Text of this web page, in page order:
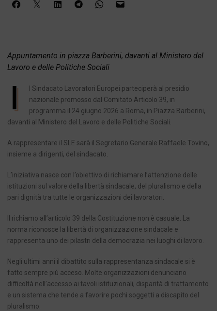
Appuntamento in piazza Barberini, davanti al Ministero del
Lavoro e delle Politiche Sociali
I
l Sindacato Lavoratori Europei parteciperà al presidio
nazionale promosso dal Comitato Articolo 39, in
programma il 24 giugno 2026 a Roma, in Piazza Barberini,
davanti al Ministero del Lavoro e delle Politiche Sociali.
A rappresentare il SLE sarà il Segretario Generale Raffaele Tovino,
insieme a dirigenti, del sindacato.
L’iniziativa nasce con l’obiettivo di richiamare l’attenzione delle
istituzioni sul valore della libertà sindacale, del pluralismo e della
pari dignità tra tutte le organizzazioni dei lavoratori.
Il richiamo all’articolo 39 della Costituzione non è casuale. La
norma riconosce la libertà di organizzazione sindacale e
rappresenta uno dei pilastri della democrazia nei luoghi di lavoro.
Negli ultimi anni il dibattito sulla rappresentanza sindacale si è
fatto sempre più acceso. Molte organizzazioni denunciano
difficoltà nell’accesso ai tavoli istituzionali, disparità di trattamento
e un sistema che tende a favorire pochi soggetti a discapito del
pluralismo.